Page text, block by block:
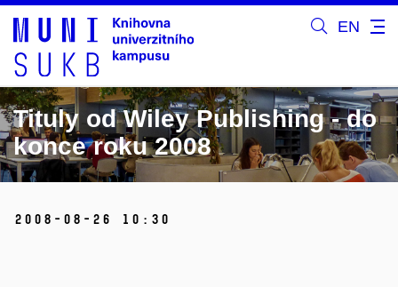
EN
Tituly od Wiley Publishing - do
konce roku 2008
2008-08-26 10:30